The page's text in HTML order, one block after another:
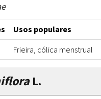
Usos populares
Frieira, cólica menstrual
L.